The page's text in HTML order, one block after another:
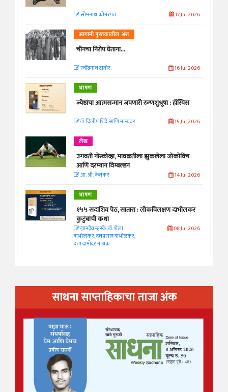
सोमनाथ कोमरपंत 17 Jul 2026
आगामी पुस्तकातील अंश
चीनचा निरोप घेताना...
रवींद्रनाथ टागोर. 16 Jul 2026
भाषण
ज्येष्ठांचा आत्मसन्मान जपणारी रुग्णशुश्रूषा : हॉस्पिस
डॉ. दिलीप शिंदे आणि मान्यवर 15 Jul 2026
लेख
उगवती नोस्कोव्हा, मावळतीला झुकलेला जोकोविच
आणि दरम्यान विम्बल्डन
आ. श्री. केतकर 14 Jul 2026
भाषण
१५५ सदाशिव पेठ, सातारा : लोकविलक्षण दाभोलकर
कुटुंबाची कथा
ज्ञानदेव म्हस्के, डॉ. शैला
दाभोलकर, दत्तप्रसाद दाभोळकर,
दत्ता दामोदर नायक
08 Jul 2026
साधना साप्ताहिकाचा ताजा अंक